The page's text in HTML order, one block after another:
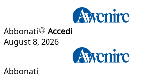
Abbonati
Accedi
August 8, 2026
Abbonati